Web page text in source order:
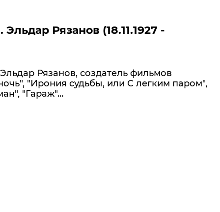
Рязанов (18.11.1927 -
Рязанов, создатель фильмов
"Ирония судьбы, или С легким паром",
"Гараж"…